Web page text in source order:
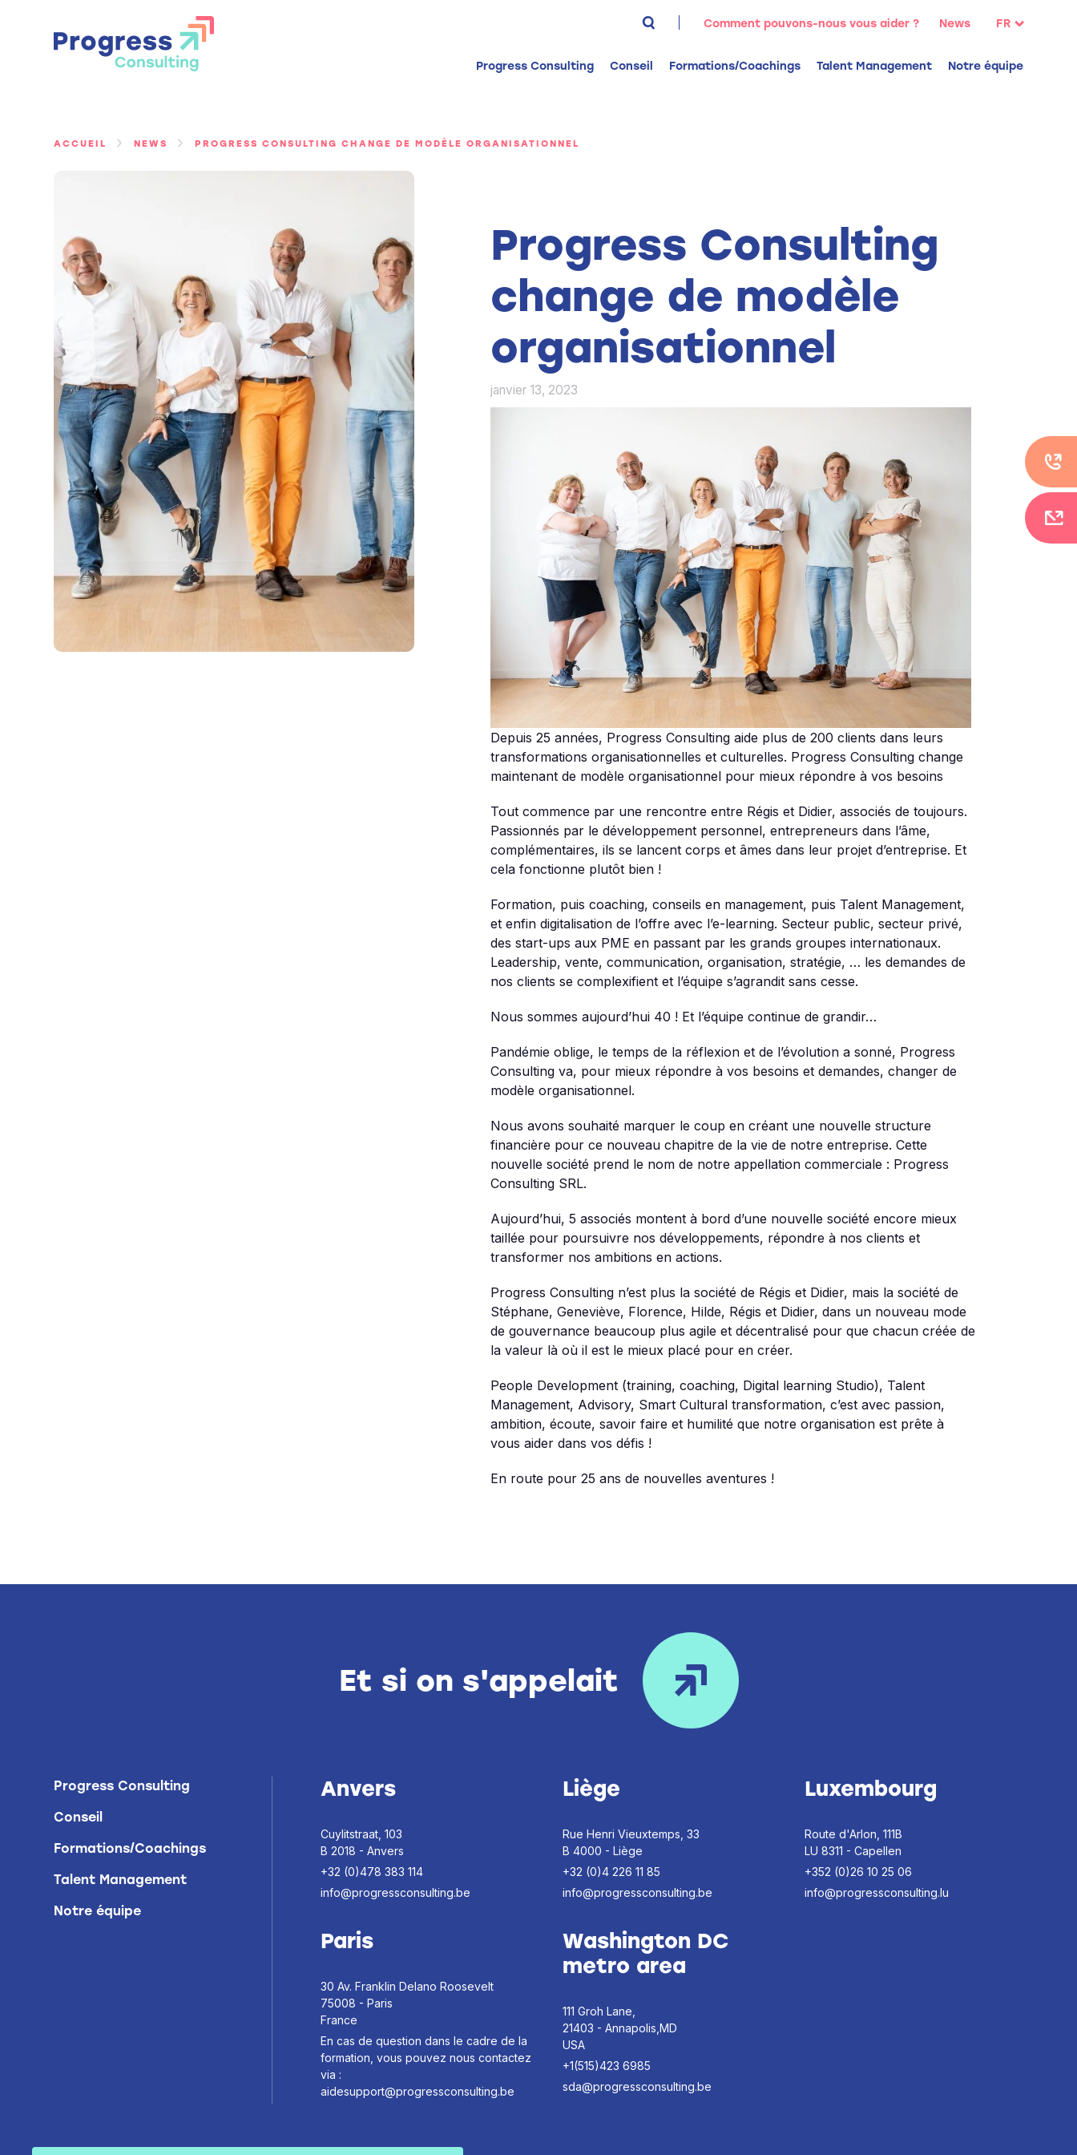
contenu
Rechercher :Comment pouvons-nous vous aider ? News
FR
EN
Progress Consulting Conseil Formations/Coachings Talent Management Notre équipe
ACCUEIL NEWS PROGRESS CONSULTING CHANGE DE MODÈLE ORGANISATIONNEL
Progress Consulting
change de modèle
organisationnel
janvier 13, 2023
Depuis 25 années, Progress Consulting aide plus de 200 clients dans leurs
transformations organisationnelles et culturelles. Progress Consulting change
maintenant de modèle organisationnel pour mieux répondre à vos besoins
Tout commence par une rencontre entre Régis et Didier, associés de toujours.
Passionnés par le développement personnel, entrepreneurs dans l’âme,
complémentaires, ils se lancent corps et âmes dans leur projet d’entreprise. Et
cela fonctionne plutôt bien !
Formation, puis coaching, conseils en management, puis Talent Management,
et enfin digitalisation de l’offre avec l’e-learning. Secteur public, secteur privé,
des start-ups aux PME en passant par les grands groupes internationaux.
Leadership, vente, communication, organisation, stratégie, … les demandes de
nos clients se complexifient et l’équipe s’agrandit sans cesse.
Nous sommes aujourd’hui 40 ! Et l’équipe continue de grandir…
Pandémie oblige, le temps de la réflexion et de l’évolution a sonné, Progress
Consulting va, pour mieux répondre à vos besoins et demandes, changer de
modèle organisationnel.
Nous avons souhaité marquer le coup en créant une nouvelle structure
financière pour ce nouveau chapitre de la vie de notre entreprise. Cette
nouvelle société prend le nom de notre appellation commerciale : Progress
Consulting SRL.
Aujourd’hui, 5 associés montent à bord d’une nouvelle société encore mieux
taillée pour poursuivre nos développements, répondre à nos clients et
transformer nos ambitions en actions.
Progress Consulting n’est plus la société de Régis et Didier, mais la société de
Stéphane, Geneviève, Florence, Hilde, Régis et Didier, dans un nouveau mode
de gouvernance beaucoup plus agile et décentralisé pour que chacun créée de
la valeur là où il est le mieux placé pour en créer.
People Development (training, coaching, Digital learning Studio), Talent
Management, Advisory, Smart Cultural transformation, c’est avec passion,
ambition, écoute, savoir faire et humilité que notre organisation est prête à
vous aider dans vos défis !
En route pour 25 ans de nouvelles aventures !
Et si on s'appelait
Progress Consulting
Conseil
Formations/Coachings
Talent Management
Notre équipe
Anvers
Cuylitstraat, 103
B 2018 - Anvers
+32 (0)478 383 114
info@progressconsulting.be
Liège
Rue Henri Vieuxtemps, 33
B 4000 - Liège
+32 (0)4 226 11 85
info@progressconsulting.be
Luxembourg
Route d'Arlon, 111B
LU 8311 - Capellen
+352 (0)26 10 25 06
info@progressconsulting.lu
Paris
30 Av. Franklin Delano Roosevelt
75008 - Paris
France
En cas de question dans le cadre de la
formation, vous pouvez nous contactez
via :
aidesupport@progressconsulting.be
Washington DC
metro area
111 Groh Lane,
21403 - Annapolis,MD
USA
+1(515)423 6985
sda@progressconsulting.be